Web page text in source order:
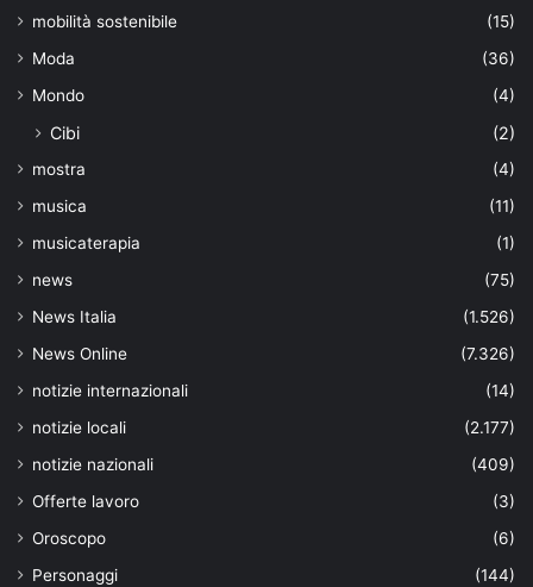
mobilità sostenibile
(15)
Moda
(36)
Mondo
(4)
Cibi (2)
mostra
(4)
musica
(11)
musicaterapia
(1)
news
(75)
News Italia
(1.526)
News Online
(7.326)
notizie internazionali
(14)
notizie locali
(2.177)
notizie nazionali
(409)
Offerte lavoro
(3)
Oroscopo
(6)
Personaggi
(144)